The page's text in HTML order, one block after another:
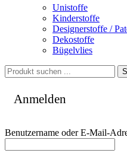
Unistoffe
Kinderstoffe
Designerstoffe /
Dekostoffe
Bügelvlies
Anmelden
Benutzername oder E-Mail-